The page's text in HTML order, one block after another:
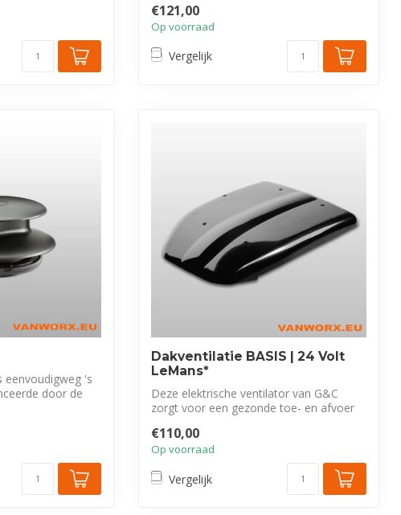
€121,00
Op voorraad
Vergelijk
eenvoudigweg 's
door de
Dakventilatie BASIS | 24 Volt
LeMans*
Deze elektrische ventilator van G&C
zorgt voor een gezonde toe- en afvoer
€110,00
Op voorraad
Vergelijk